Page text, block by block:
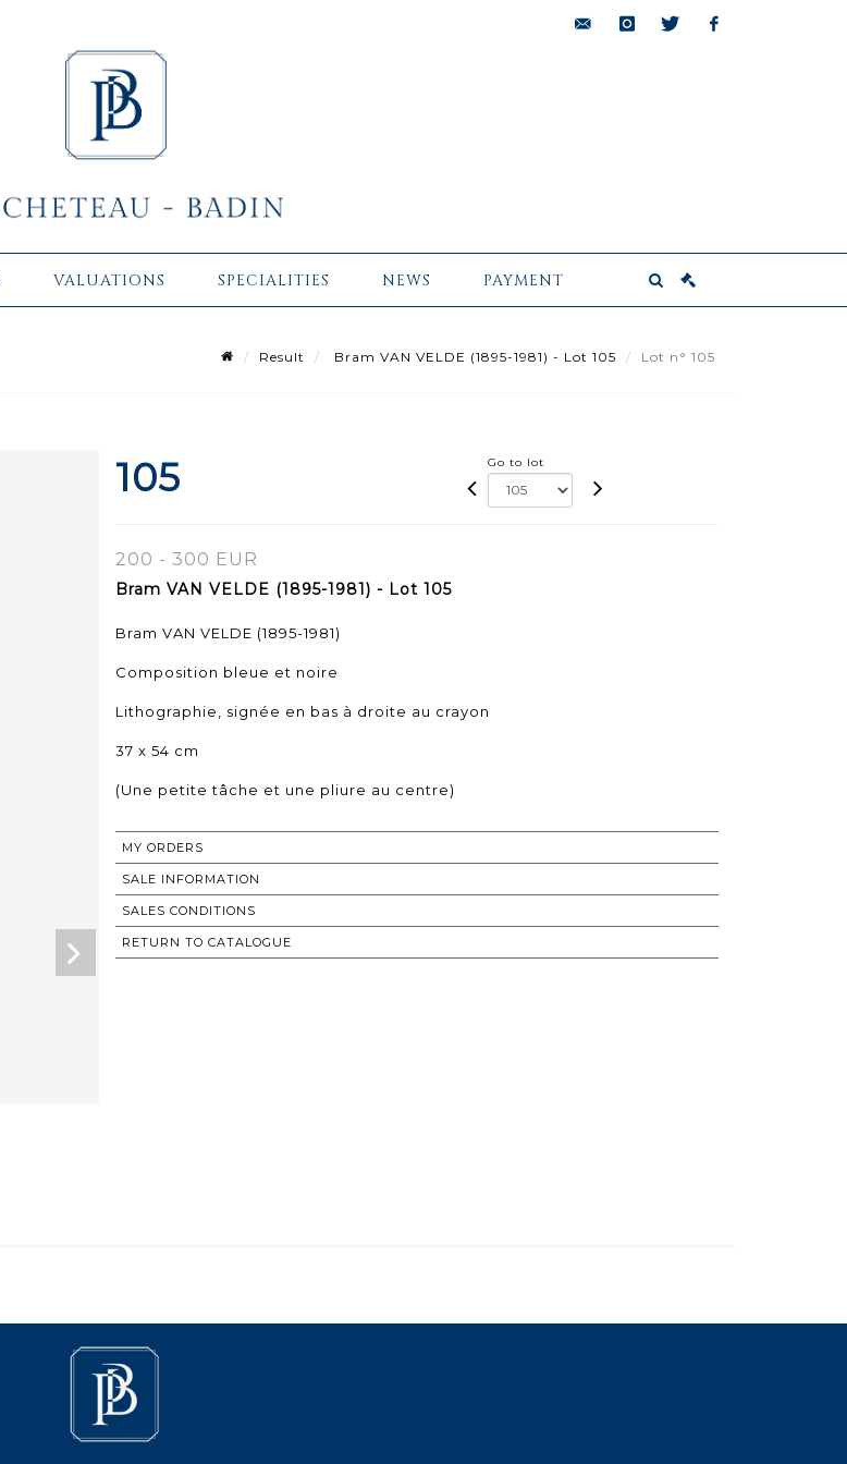
VALUATIONS SPECIALITIES NEWS PAYMENT
Result Bram VAN VELDE (1895-1981) - Lot 105 Lot n° 105
105 Go to lot
200 - 300 EUR
Bram VAN VELDE (1895-1981) - Lot 105
Bram VAN VELDE (1895-1981)
Composition bleue et noire
Lithographie, signée en bas à droite au crayon
37 x 54 cm
(Une petite tâche et une pliure au centre)
MY ORDERS
SALE INFORMATION
SALES CONDITIONS
RETURN TO CATALOGUE